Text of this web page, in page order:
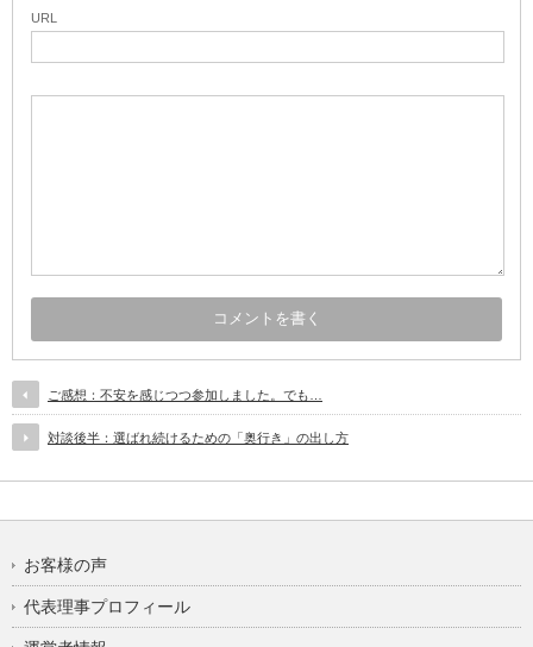
URL
ご感想：不安を感じつつ参加しました。でも…
対談後半：選ばれ続けるための「奥行き」の出し方
お客様の声
代表理事プロフィール